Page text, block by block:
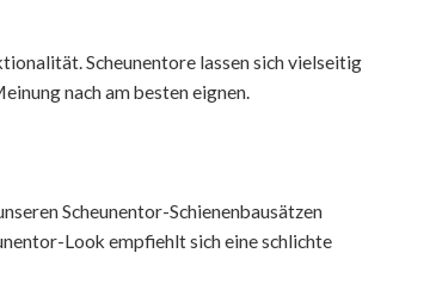
Scheunentore lassen sich vielseitig
nach am besten eignen.
Scheunentor-Schienenbausätzen
Look empfiehlt sich eine schlichte